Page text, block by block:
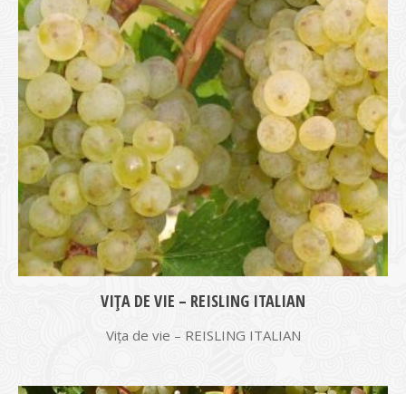
VIŢA DE VIE – REISLING ITALIAN
Vița de vie – REISLING ITALIAN